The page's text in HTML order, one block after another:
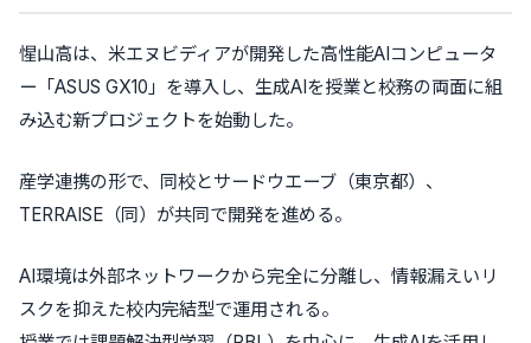
惺山高は、米エヌビディアが開発した高性能AIコンピュータ
ー「ASUS GX10」を導入し、生成AIを授業と校務の両面に組
み込む新プロジェクトを始動した。
産学連携の形で、同校とサードウエーブ（東京都）、
TERRAISE（同）が共同で開発を進める。
AI環境は外部ネットワークから完全に分離し、情報漏えいリ
スクを抑えた校内完結型で運用される。